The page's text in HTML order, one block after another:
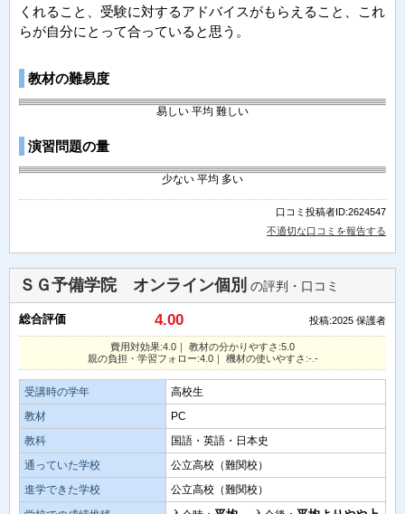
くれること、受験に対するアドバイスがもらえること、これ
らが自分にとって合っていると思う。
教材の難易度
易しい 平均 難しい
演習問題の量
少ない 平均 多い
口コミ投稿者ID:2624547
不適切な口コミを報告する
ＳＧ予備学院 オンライン個別 の評判・口コミ
総合評価 4.00 投稿:2025 保護者
費用対効果:4.0｜ 教材の分かりやすさ:5.0
親の負担・学習フォロー:4.0｜ 機材の使いやすさ:-.-
受講時の学年
高校生
教材
PC
教科
国語・英語・日本史
通っていた学校
公立高校（難関校）
進学できた学校
公立高校（難関校）